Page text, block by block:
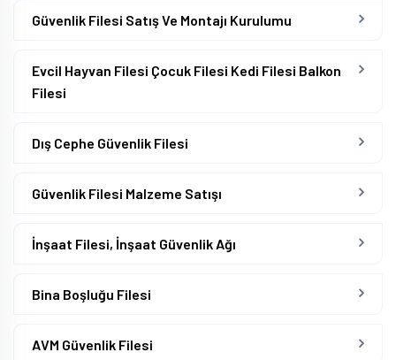
Güvenlik Filesi Satış Ve Montajı Kurulumu
Evcil Hayvan Filesi Çocuk Filesi Kedi Filesi Balkon
Filesi
Dış Cephe Güvenlik Filesi
Güvenlik Filesi Malzeme Satışı
İnşaat Filesi, İnşaat Güvenlik Ağı
Bina Boşluğu Filesi
AVM Güvenlik Filesi